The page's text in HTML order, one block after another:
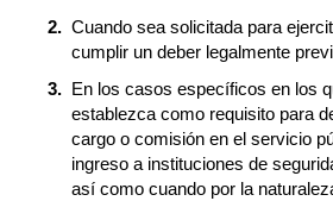
Cuando sea solicitada para
cumplir un deber legalmente
En los casos específicos en los
establezca como requisito para
cargo o comisión en el servicio
ingreso a instituciones de
así como cuando por la